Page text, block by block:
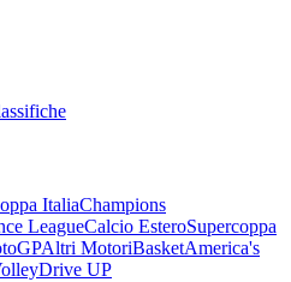
ItaliaChampions
LeagueCalcio EsteroSupercoppa
Altri MotoriBasketAmerica's
Drive UP